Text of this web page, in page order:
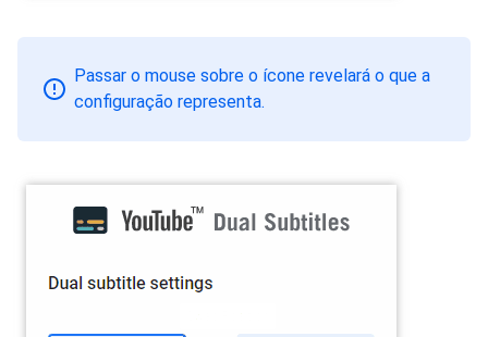
Passar o mouse sobre o ícone revelará o que a
configuração representa.